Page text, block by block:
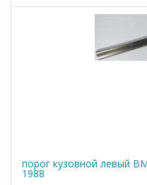
порог кузовной левый
1988